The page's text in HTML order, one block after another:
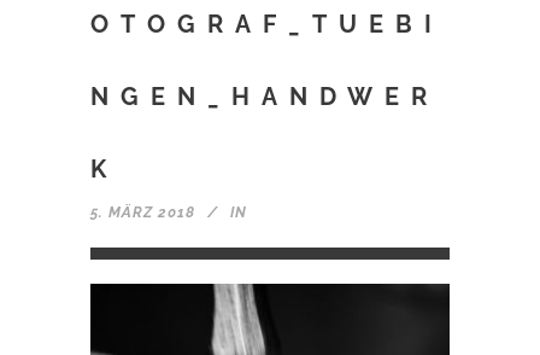
OTOGRAF_TUEBI
NGEN_HANDWER
K
5. MÄRZ 2018 IN